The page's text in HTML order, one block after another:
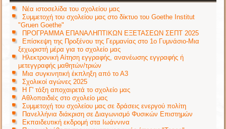
Νέα ιστοσελίδα του σχολείου μας
Συμμετοχή του σχολείου μας στο δίκτυο του Goethe Institut
"Gruen Goethe"
ΠΡΟΓΡΑΜΜΑ ΕΠΑΝΑΛΗΠΤΙΚΩΝ ΕΞΕΤΑΣΕΩΝ ΣΕΠΤ 2025
Επίσκεψη της Προξένου της Γερμανίας στο 1ο Γυμνάσιο-Μια
ξεχωριστή μέρα για το σχολείο μας
Ηλεκτρονική Αίτηση εγγραφής, ανανέωσης εγγραφής ή
μετεγγραφής μαθητών/τριών
Μια συγκινητική έκπληξη από το Α3
Σχολικοί αγώνες 2025
Η Γ' τάξη αποχαιρετά το σχολείο μας
Αθλοπαιδιές στο σχολείο μας
Συμμετοχή του σχολείου μας σε δράσεις ενεργού πολίτη
Πανελλήνια διάκριση σε Διαγωνισμό Φυσικών Επιστημών
Εκπαιδευτική εκδρομή στα Ιωάννινα